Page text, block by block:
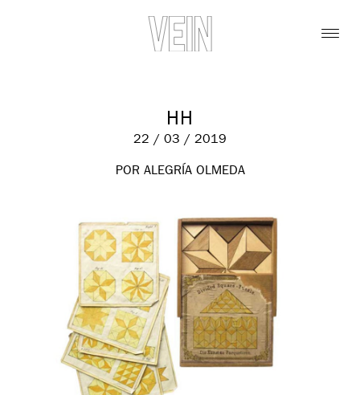
HH
22 / 03 / 2019
POR ALEGRÍA OLMEDA